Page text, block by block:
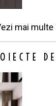
mai multe